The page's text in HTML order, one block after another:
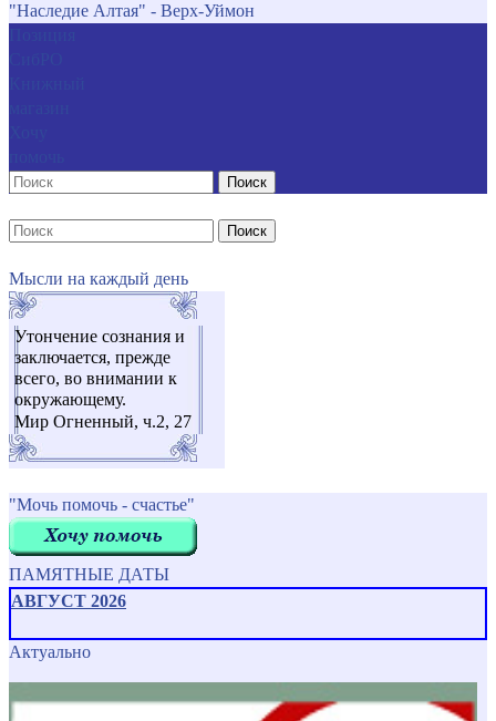
"Наследие Алтая" - Верх-Уймон
Поиск
Поиск
Мысли на каждый день
Утончение сознания и
заключается, прежде
всего, во внимании к
окружающему.
Мир Огненный, ч.2, 27
"Мочь помочь - счастье"
ПАМЯТНЫЕ ДАТЫ
АВГУСТ 2026
Актуально